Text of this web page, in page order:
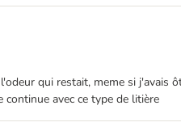
qui restait, meme si j'avais
avec ce type de litière